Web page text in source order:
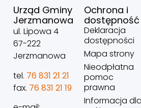
Urząd Gminy
Jerzmanowa
ul. Lipowa 4
67-222
Jerzmanowa
tel. 76 831 21 21
fax. 76 831 21 19
Ochrona i
dostępność
Deklaracja
dostępności
Mapa strony
Nieodpłatna
pomoc
prawna
Informacja dla